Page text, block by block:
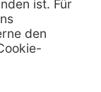
Produkte in
GmbH,
gestattet, wenn